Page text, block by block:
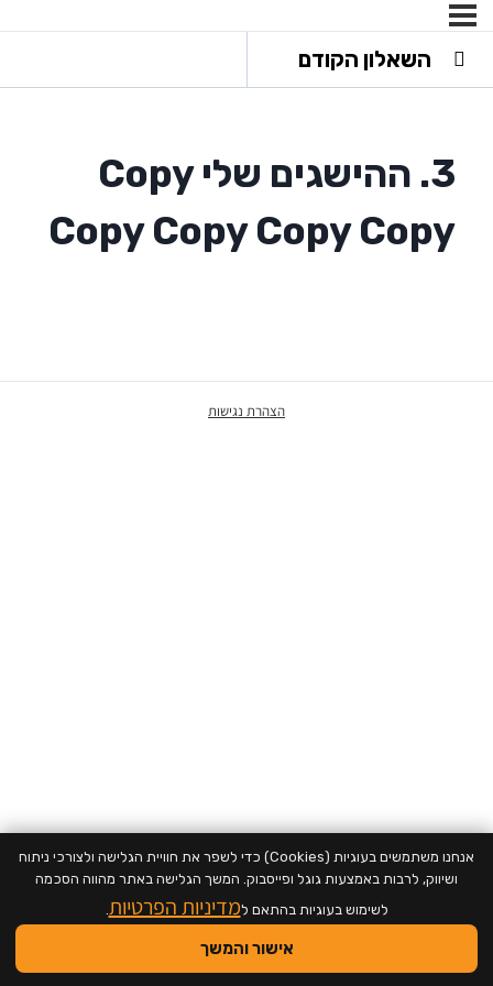
השאלון הקודם
3. ההישגים שלי Copy
Copy Copy Copy Copy
הצהרת נגישות
אנחנו משתמשים בעוגיות (Cookies) כדי לשפר את חוויית הגלישה ולצורכי ניתוח
ושיווק, לרבות באמצעות גוגל ופייסבוק. המשך הגלישה באתר מהווה הסכמה
לשימוש בעוגיות בהתאם למדיניות הפרטיות.
אישור והמשך